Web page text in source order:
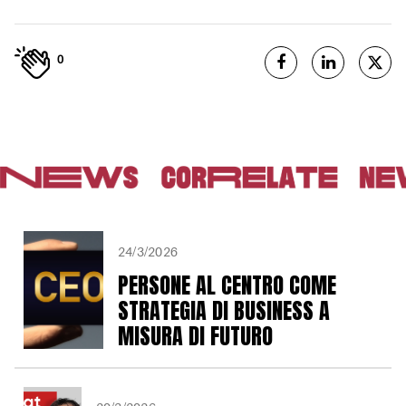
0
24/3/2026
PERSONE AL CENTRO COME
STRATEGIA DI BUSINESS A
MISURA DI FUTURO